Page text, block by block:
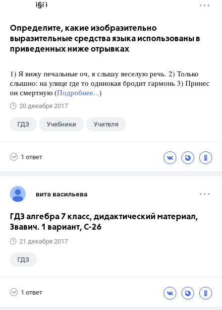
ì§í ì 
Определите, какие изобразительно
выразительные средства языка использованы в
приведенных ниже отрывках
1) Я вижу печальные оч, я слышу веселую речь. 2) Только
слышно: на улице где то одинокая бродит гармонь 3) Принес
он смертную (Подробнее...)
20 декабря 2017
ГДЗ Учебники Учителя
1 ответ
вита васильева
ГДЗ алгебра 7 класс, дидактический материал,
Звавич. 1 вариант, С-26
21 декабря 2017
ГДЗ
1 ответ